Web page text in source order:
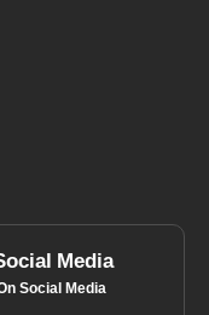
Media
Social Media